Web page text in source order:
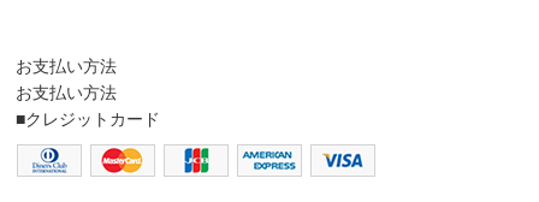
お支払い方法
お支払い方法
■クレジットカード